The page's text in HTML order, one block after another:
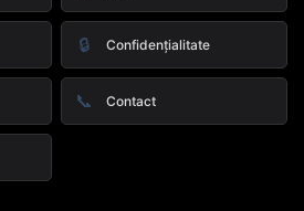
🔒 Confidențialitate
📞 Contact